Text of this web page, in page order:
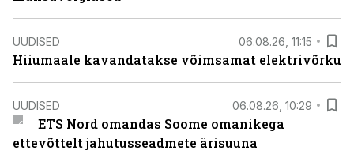
UUDISED 06.08.26, 11:15
Hiiumaale kavandatakse võimsamat elektrivõrku
UUDISED 06.08.26, 10:29
ETS Nord omandas Soome omanikega
ettevõttelt jahutusseadmete ärisuuna